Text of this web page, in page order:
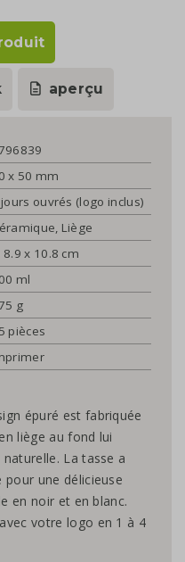
aperçu
x 50 mm
ouvrés (logo inclus)
Liège
x 10.8 cm
ml
g
pièces
épuré est fabriquée
liège au fond lui
La tasse a
pour une délicieuse
en noir et en blanc.
votre logo en 1 à 4